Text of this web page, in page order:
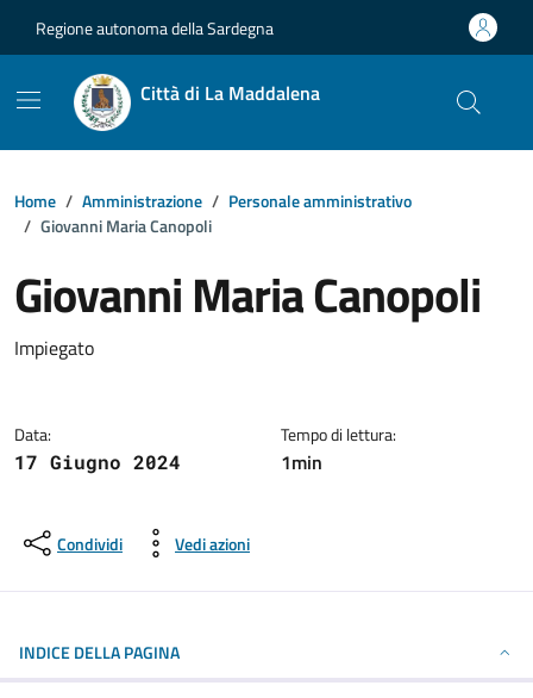
Regione autonoma della Sardegna
Città di La Maddalena
Home Amministrazione
Personale amministrativo
Giovanni Maria Canopoli
Giovanni Maria Canopoli
Dettagli della notizia
Impiegato
Data:
17 Giugno 2024
Tempo di lettura:
1min
Condividi Vedi azioni
INDICE DELLA PAGINA